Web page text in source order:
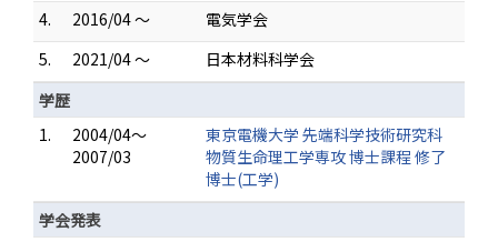
4.
2016/04 ～
電気学会
5.
2021/04 ～
日本材料科学会
学歴
1.
2004/04～
2007/03
東京電機大学 先端科学技術研究科
物質生命理工学専攻 博士課程 修了
博士(工学)
学会発表